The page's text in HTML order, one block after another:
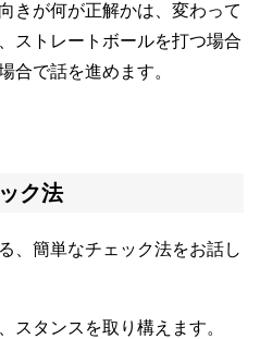
きが何が正解かは、変わって
ストレートボールを打つ場合
合で話を進めます。
ク法
、簡単なチェック法をお話し
スタンスを取り構えます。